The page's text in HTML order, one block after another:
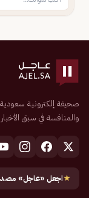
والمنافسة في سبق
★اجعل «عاجل»